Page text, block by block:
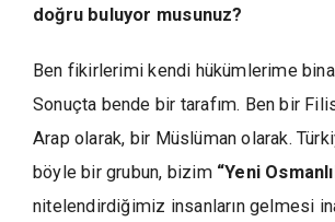
doğru buluyor musunuz?
Ben fikirlerimi kendi hükümlerime
Sonuçta bende bir tarafım. Ben bir
Arap olarak, bir Müslüman olarak.
böyle bir grubun, bizim “Yeni
nitelendirdiğimiz insanların gelmesi